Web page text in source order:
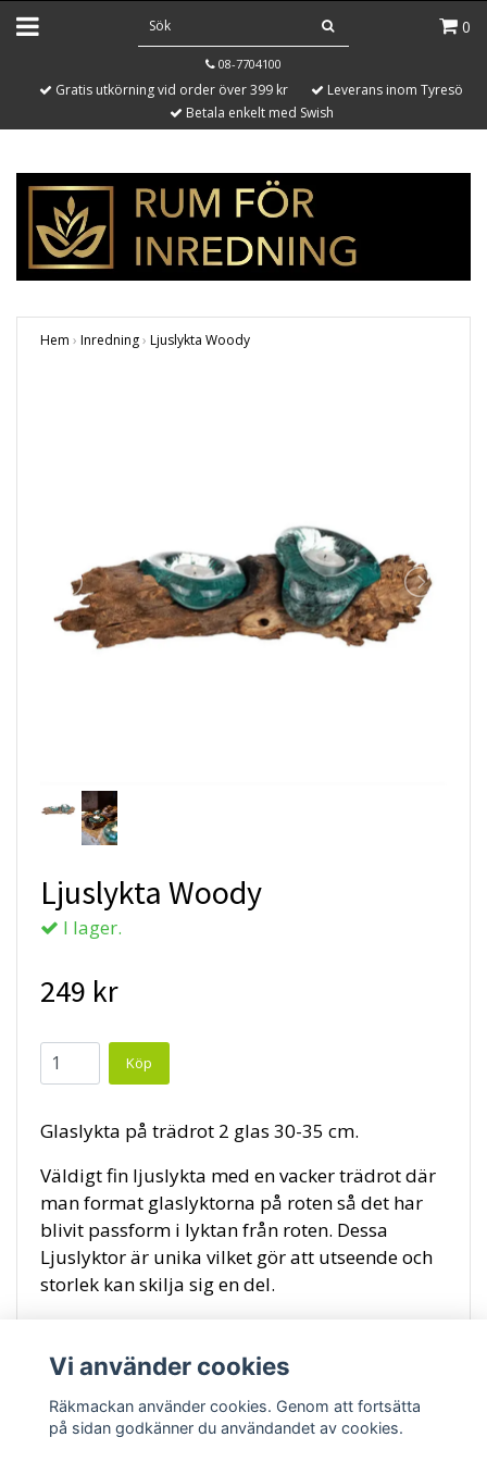
0
08-7704100
Gratis utkörning vid order över 399 kr
Leverans inom Tyresö
Betala enkelt med Swish
Hem › Inredning› Ljuslykta Woody
Ljuslykta Woody
I lager.
249 kr
Glaslykta på trädrot 2 glas 30-35 cm.
Väldigt fin ljuslykta med en vacker trädrot där
man format glaslyktorna på roten så det har
blivit passform i lyktan från roten. Dessa
Ljuslyktor är unika vilket gör att utseende och
storlek kan skilja sig en del.
Vi använder cookies
Räkmackan använder cookies. Genom att fortsätta
på sidan godkänner du användandet av cookies.